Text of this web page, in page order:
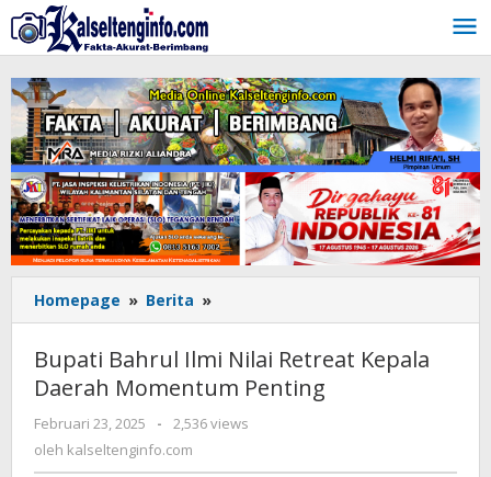
Lewati
ke
konten
Homepage » Berita »
Bahrul
Nilai
Retreat
Kepala
Bupati Bahrul Ilmi Nilai Retreat Kepala
Daerah Momentum Penting
Februari 23, 2025
oleh
kalseltenginfo.com
-
2,536 views
oleh kalseltenginfo.com